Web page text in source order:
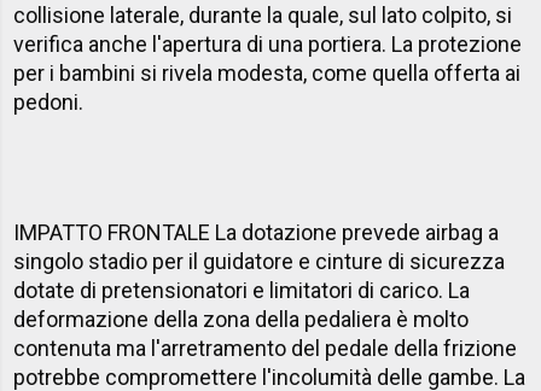
collisione laterale, durante la quale, sul lato colpito, si
verifica anche l'apertura di una portiera. La protezione
per i bambini si rivela modesta, come quella offerta ai
pedoni.
IMPATTO FRONTALE La dotazione prevede airbag a
singolo stadio per il guidatore e cinture di sicurezza
dotate di pretensionatori e limitatori di carico. La
deformazione della zona della pedaliera è molto
contenuta ma l'arretramento del pedale della frizione
potrebbe compromettere l'incolumità delle gambe. La